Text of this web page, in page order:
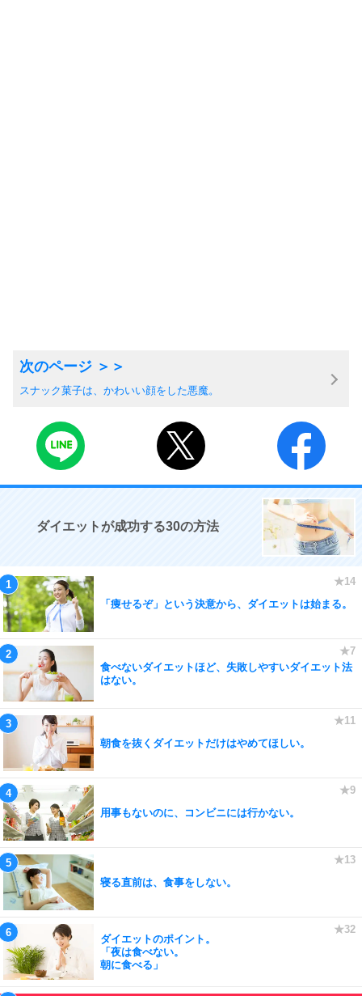
スナック菓子は、かわいい顔をした悪魔。
ダイエットが成功する30の方法
「痩せるぞ」という決意から、ダイエットは始まる。
食べないダイエットほど、失敗しやすいダイエット法
はない。
朝食を抜くダイエットだけはやめてほしい。
用事もないのに、コンビニには行かない。
寝る直前は、食事をしない。
ダイエットのポイント。
「夜は食べない。
朝に食べる」